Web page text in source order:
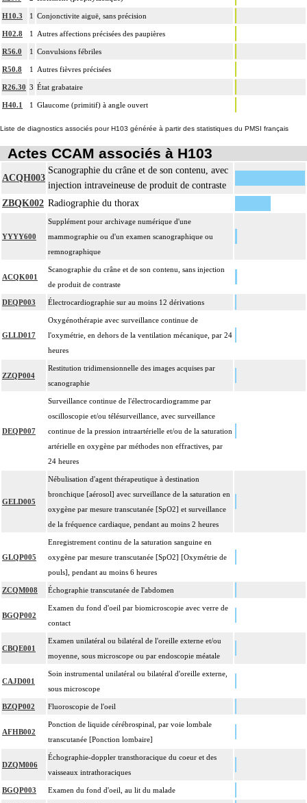
H10.3 1 Conjonctivite aiguë, sans précision
H02.8 1 Autres affections précisées des paupières
R56.0 1 Convulsions fébriles
R50.8 1 Autres fièvres précisées
R26.30 3 État grabataire
H40.1 1 Glaucome (primitif) à angle ouvert
Liste de diagnostics associés pour H103 générée à partir des statistiques du PMSI français
Actes CCAM associés à H103
ACQH003
Scanographie du crâne et de son contenu, avec
injection intraveineuse de produit de contraste
ZBQK002 Radiographie du thorax
YYYY600
Supplément pour archivage numérique d'une
mammographie ou d'un examen scanographique ou
remnographique
ACQK001
Scanographie du crâne et de son contenu, sans injection
de produit de contraste
DEQP003 Électrocardiographie sur au moins 12 dérivations
GLLD017
Oxygénothérapie avec surveillance continue de
l'oxymétrie, en dehors de la ventilation mécanique, par 24
heures
ZZQP004
Restitution tridimensionnelle des images acquises par
scanographie
DEQP007
Surveillance continue de l'électrocardiogramme par
oscilloscopie et/ou télésurveillance, avec surveillance
continue de la pression intraartérielle et/ou de la saturation
artérielle en oxygène par méthodes non effractives, par
24 heures
GELD005
Nébulisation d'agent thérapeutique à destination
bronchique [aérosol] avec surveillance de la saturation en
oxygène par mesure transcutanée [SpO2] et surveillance
de la fréquence cardiaque, pendant au moins 2 heures
GLQP005
Enregistrement continu de la saturation sanguine en
oxygène par mesure transcutanée [SpO2] [Oxymétrie de
pouls], pendant au moins 6 heures
ZCQM008 Échographie transcutanée de l'abdomen
BGQP002
Examen du fond d'oeil par biomicroscopie avec verre de
contact
CBQE001
Examen unilatéral ou bilatéral de l'oreille externe et/ou
moyenne, sous microscope ou par endoscopie méatale
CAJD001
Soin instrumental unilatéral ou bilatéral d'oreille externe,
sous microscope
BZQP002 Fluoroscopie de l'oeil
AFHB002
Ponction de liquide cérébrospinal, par voie lombale
transcutanée [Ponction lombaire]
DZQM006
Échographie-doppler transthoracique du coeur et des
vaisseaux intrathoraciques
BGQP003 Examen du fond d'oeil, au lit du malade